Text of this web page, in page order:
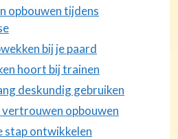
opbouwen tijdens
bij je paard
hoort bij trainen
deskundig gebruiken
vertrouwen opbouwen
stap ontwikkelen